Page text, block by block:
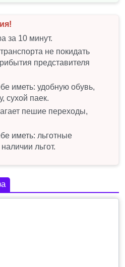
маршруту указано
объектов может
за 10 минут.
не покидать
представителя
иметь: удобную обувь,
сухой паек.
пешие переходы,
иметь: льготные
льгот.